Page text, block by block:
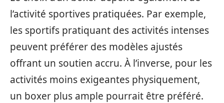
l’activité sportives pratiquées. Par exemple,
les sportifs pratiquant des activités intenses
peuvent préférer des modèles ajustés
offrant un soutien accru. À l’inverse, pour les
activités moins exigeantes physiquement,
un boxer plus ample pourrait être préféré.